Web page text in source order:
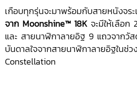
เกือบทุกรุ่นจะมาพร้อมกับสายหนังจระ
จาก Moonshine™ 18K จะมีให้เลือ
และ สายนาฬิกาลายอิฐ 9 แถวจากวั
บันดาลใจจากสายนาฬิกาลายอิฐในช่
Constellation